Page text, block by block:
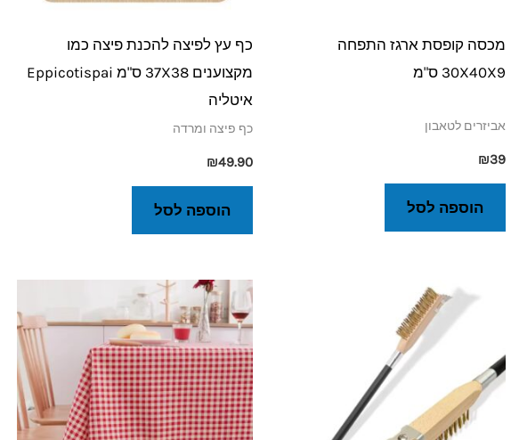
מכסה קופסת ארגז התפחה
30X40X9 ס"מ
אביזרים לטאבון
₪39
הוספה לסל
כף עץ לפיצה להכנת פיצה כמו
מקצוענים 37X38 ס"מ Eppicotispai
איטליה
כף פיצה ומרדה
₪49.90
הוספה לסל